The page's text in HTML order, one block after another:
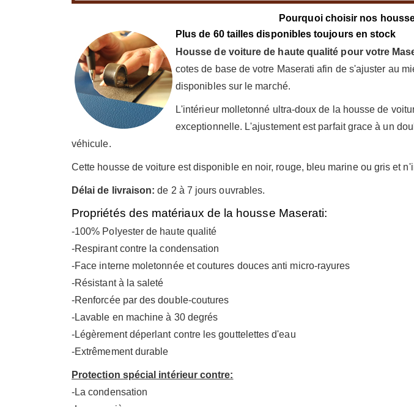
Pourquoi choisir nos
Plus de 60 tailles disponibles toujours en stock
Housse de voiture de haute qualité pour votre
cotes de base de votre Maserati afin de s'ajuster au
disponibles sur le marché.
L'intérieur molletonné ultra-doux de la housse de
exceptionnelle. L'ajustement est parfait grace à un
véhicule.
Cette housse de voiture est disponible en noir, rouge, bleu marine ou gris et
Délai de livraison: de 2 à 7 jours ouvrables.
Propriétés des matériaux de la housse Maserati:
-100% Polyester de haute qualité
-Respirant contre la condensation
-Face interne moletonnée et coutures douces anti micro-rayures
-Résistant à la saleté
-Renforcée par des double-coutures
-Lavable en machine à 30 degrés
-Légèrement déperlant contre les gouttelettes d'eau
-Extrêmement durable
Protection spécial intérieur contre:
-La condensation